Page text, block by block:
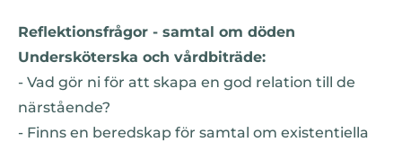
Reflektionsfrågor - samtal om döden
Undersköterska och vårdbiträde:
- Vad gör ni för att skapa en god relation till de
närstående?
- Finns en beredskap för samtal om existentiella